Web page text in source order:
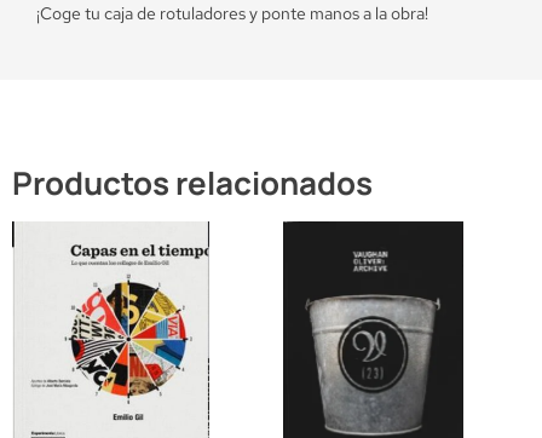
¡Coge tu caja de rotuladores y ponte manos a la obra!
Productos relacionados